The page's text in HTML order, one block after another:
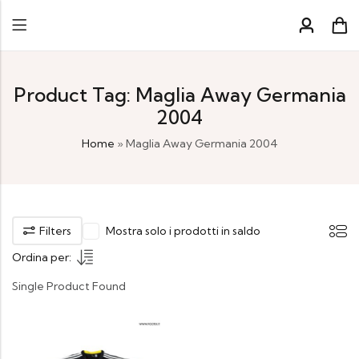
Product Tag: Maglia Away Germania
2004
Home » Maglia Away Germania 2004
Filters
Mostra solo i prodotti in saldo
Ordina per:
Single Product Found